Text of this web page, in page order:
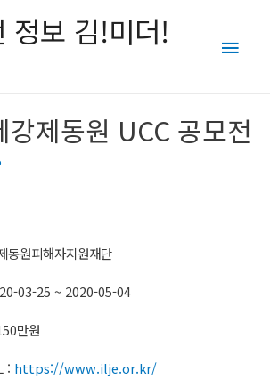
정보 김!미더!
Main
제동원 UCC 공모전
동원피해자지원재단
03-25 ~ 2020-05-04
만원
: https://www.ilje.or.kr/